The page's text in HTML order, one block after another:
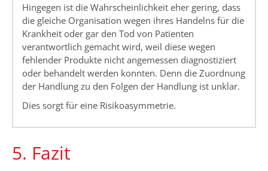
Hingegen ist die Wahrscheinlichkeit eher gering, dass
die gleiche Organisation wegen ihres Handelns für die
Krankheit oder gar den Tod von Patienten
verantwortlich gemacht wird, weil diese wegen
fehlender Produkte nicht angemessen diagnostiziert
oder behandelt werden konnten. Denn die Zuordnung
der Handlung zu den Folgen der Handlung ist unklar.
Dies sorgt für eine Risikoasymmetrie.
5. Fazit